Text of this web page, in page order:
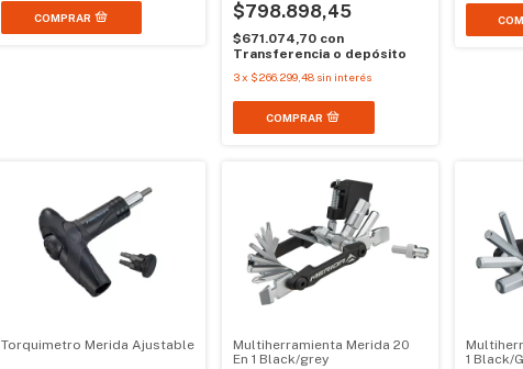
$798.898,45
$671.074,70 con
Transferencia o depósito
3x $266.299,48 sin interés
Torquimetro Merida Ajustable
Multiherramienta Merida 20
En 1 Black/grey
1 Black/